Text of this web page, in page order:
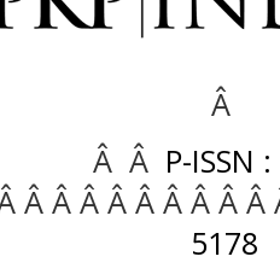
Â
Â Â P-ISSN
Â Â Â Â Â Â Â Â
5178